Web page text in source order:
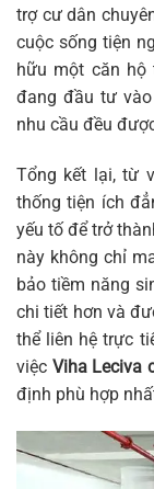
trợ cư dân
cuộc sống tiện
hữu một căn hộ
đang đầu tư
nhu cầu đều
Tổng kết lại, từ
thống tiện ích
yếu tố để trở
này không chỉ
bảo tiềm năng
chi tiết hơn và
thể liên hệ trực
việc Viha Leciva
định phù hợp